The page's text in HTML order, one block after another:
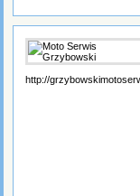
http://